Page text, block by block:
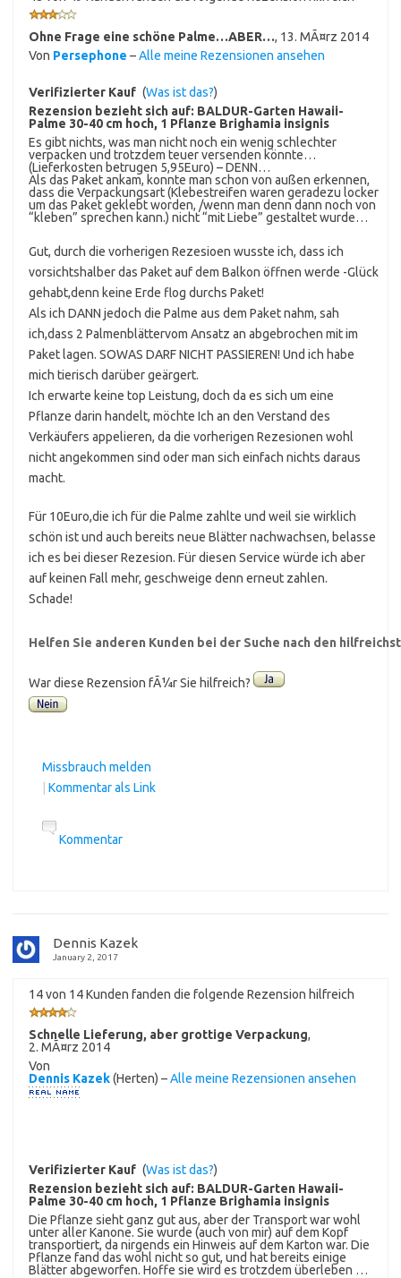
Ohne Frage eine schöne Palme…ABER…, 13. MÃ¤rz 2014
Von Persephone –Alle meine Rezensionen ansehen
Verifizierter Kauf (Was ist das?)
Rezension bezieht sich auf: BALDUR-Garten Hawaii-
Palme 30-40 cm hoch, 1 Pflanze Brighamia insignis
Es gibt nichts, was man nicht noch ein wenig schlechter
verpacken und trotzdem teuer versenden könnte…
(Lieferkosten betrugen 5,95Euro) – DENN…
Als das Paket ankam, konnte man schon von außen erkennen,
dass die Verpackungsart (Klebestreifen waren geradezu locker
um das Paket geklebt worden, /wenn man denn dann noch von
“kleben” sprechen kann.) nicht “mit Liebe” gestaltet wurde…
Gut, durch die vorherigen Rezesioen wusste ich, dass ich
vorsichtshalber das Paket auf dem Balkon öffnen werde -Glück
gehabt,denn keine Erde flog durchs Paket!
Als ich DANN jedoch die Palme aus dem Paket nahm, sah
ich,dass 2 Palmenblättervom Ansatz an abgebrochen mit im
Paket lagen. SOWAS DARF NICHT PASSIEREN! Und ich habe
mich tierisch darüber geärgert.
Ich erwarte keine top Leistung, doch da es sich um eine
Pflanze darin handelt, möchte Ich an den Verstand des
Verkäufers appelieren, da die vorherigen Rezesionen wohl
nicht angekommen sind oder man sich einfach nichts daraus
macht.
Für 10Euro,die ich für die Palme zahlte und weil sie wirklich
schön ist und auch bereits neue Blätter nachwachsen, belasse
ich es bei dieser Rezesion. Für diesen Service würde ich aber
auf keinen Fall mehr, geschweige denn erneut zahlen.
Schade!
Helfen Sie anderen Kunden bei der Suche nach den
War diese Rezension fÃ¼r Sie hilfreich?
Missbrauch melden
Kommentar als Link
Kommentar
Dennis Kazek
January 2, 2017
14 von 14 Kunden fanden die folgende Rezension hilfreich
Schnelle Lieferung, aber grottige Verpackung,
2. MÃ¤rz 2014
Von
Dennis Kazek(Herten) –Alle meine Rezensionen ansehen
Verifizierter Kauf (Was ist das?)
Rezension bezieht sich auf: BALDUR-Garten Hawaii-
Palme 30-40 cm hoch, 1 Pflanze Brighamia insignis
Die Pflanze sieht ganz gut aus, aber der Transport war wohl
unter aller Kanone. Sie wurde (auch von mir) auf dem Kopf
transportiert, da nirgends ein Hinweis auf dem Karton war. Die
Pflanze fand das wohl nicht so gut, und hat bereits einige
Blätter abgeworfen. Hoffe sie wird es trotzdem überleben …